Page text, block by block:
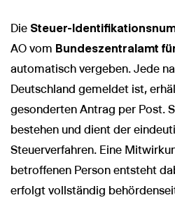
Die Steuer-
AO vom Bundeszentralamt
automatisch vergeben. Jede
Deutschland gemeldet ist,
gesonderten Antrag per Post.
bestehen und dient der
Steuerverfahren. Eine
betroffenen Person entsteht
erfolgt vollständig